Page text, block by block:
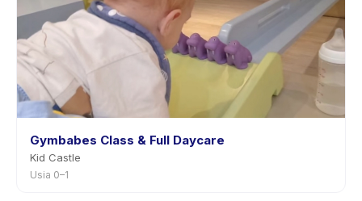
Gymbabes Class & Full Daycare
Kid Castle
Usia 0–1